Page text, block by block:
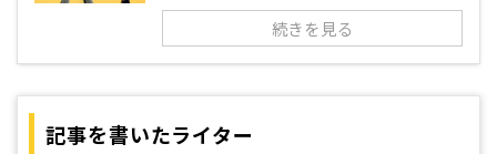
続きを見る
記事を書いたライター